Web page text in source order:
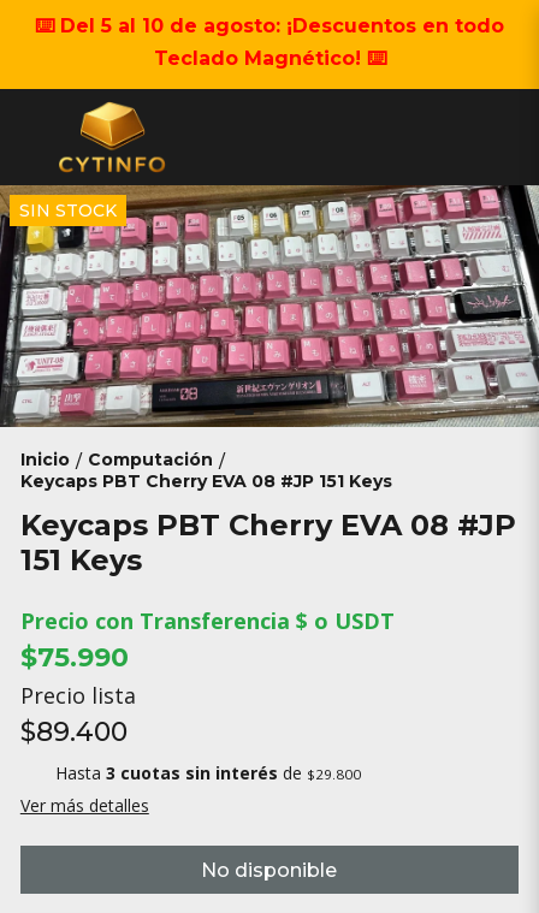
⌨️ Del 5 al 10 de agosto: ¡Descuentos en todo
Teclado Magnético! ⌨️
SIN STOCK
Inicio / Computación /
Keycaps PBT Cherry EVA 08 #JP 151 Keys
Keycaps PBT Cherry EVA 08 #JP
151 Keys
Precio con Transferencia $ o USDT
$75.990
Precio lista
$89.400
Hasta 3 cuotas sin interés de $29.800
Ver más detalles
No disponible